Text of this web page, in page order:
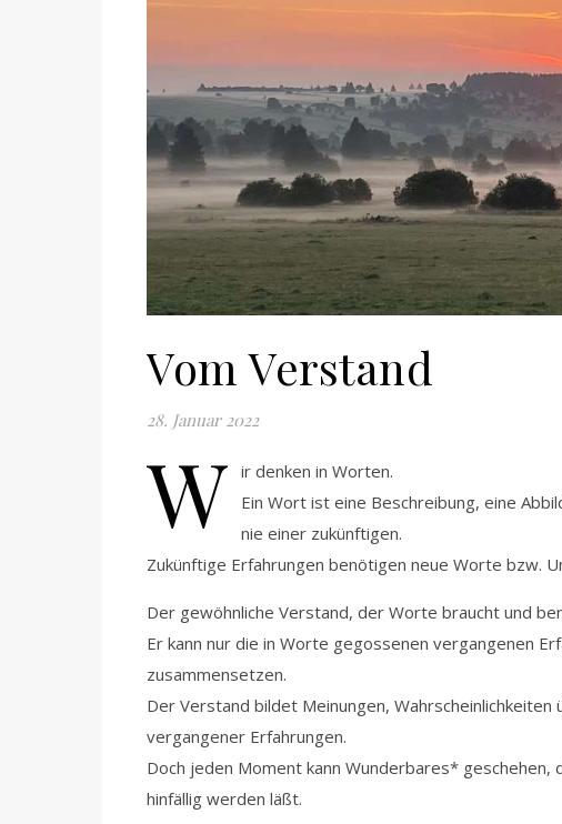
Vom Verstand
28. Januar 2022
W ir denken in Worten.
Ein Wort ist eine Beschreibung, eine
nie einer zukünftigen.
Zukünftige Erfahrungen benötigen neue Worte bzw.
Der gewöhnliche Verstand, der Worte braucht und
Er kann nur die in Worte gegossenen vergangenen
zusammensetzen.
Der Verstand bildet Meinungen, Wahrscheinlichkeiten
vergangener Erfahrungen.
Doch jeden Moment kann Wunderbares* geschehen,
hinfällig werden läßt.